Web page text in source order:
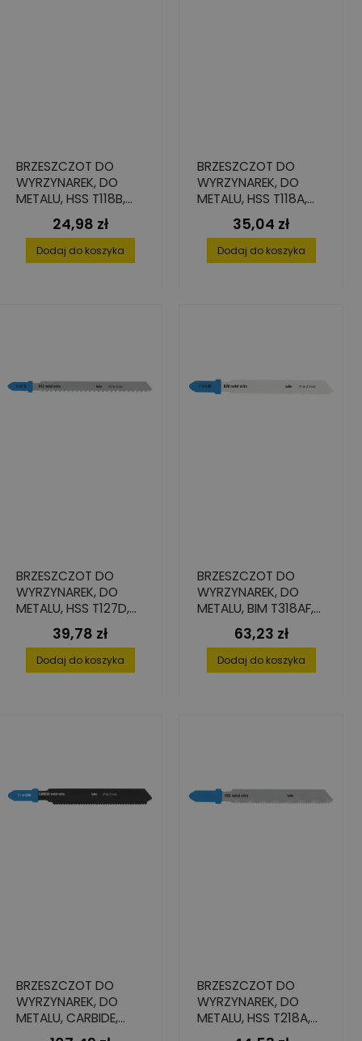
BRZESZCZOT DO
WYRZYNAREK, DO
METALU, HSS T118B,
76.5/55X1.0X7,8 (5
Cena
24,98 zł
Dodaj do koszyka
BRZESZCZOT DO
WYRZYNAREK, DO
METALU, HSS T118A,
76.5/55X1.0X7,8 MM
(5 SZT.)Cena
35,04 zł
Dodaj do koszyka
BRZESZCZOT DO
WYRZYNAREK, DO
METALU, HSS T127D,
75X1,0X7,8 (5 SZT.)
Cena
39,78 zł
Dodaj do koszyka
BRZESZCZOT DO
WYRZYNAREK, DO
METALU, BIM T318AF,
105X1,0X9,8 (5 SZT.)
Cena
63,23 zł
Dodaj do koszyka
BRZESZCZOT DO
WYRZYNAREK, DO
METALU, CARBIDE,
T118EHM, 63X2,3X8,8
BRZESZCZOT DO
WYRZYNAREK, DO
METALU, HSS T218A,
50X1,0X6,4 (5 SZT.)